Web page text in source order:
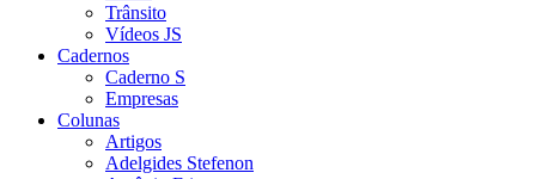
Trânsito
Vídeos JS
Cadernos
Caderno S
Empresas
Colunas
Artigos
Adelgides Stefenon